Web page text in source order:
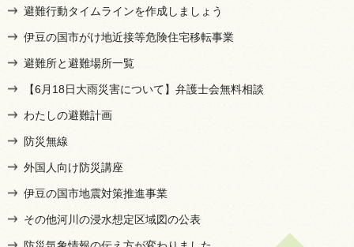
避難行動タイムラインを作成しましょう
伊豆の国市がけ地近接等危険住宅移転事業
避難所と避難場所一覧
【6月18日大雨災害について】弁護士会無料相談
わたしの避難計画
防災無線
外国人向け防災講座
伊豆の国市地震対策推進事業
その他河川の浸水想定区域図の公表